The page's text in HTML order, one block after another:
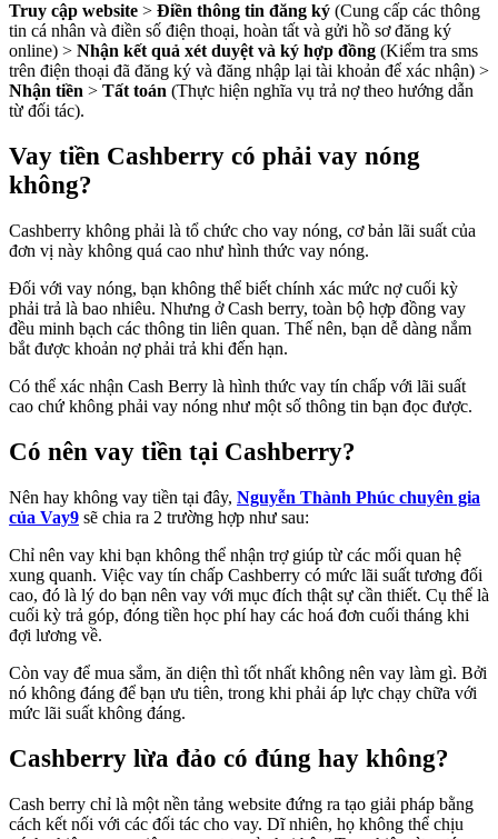
Truy cập website > Điền thông tin đăng ký (Cung cấp các thông
tin cá nhân và điền số điện thoại, hoàn tất và gửi hồ sơ đăng ký
online) > Nhận kết quả xét duyệt và ký hợp đồng (Kiểm tra sms
trên điện thoại đã đăng ký và đăng nhập lại tài khoản để xác nhận) >
Nhận tiền > Tất toán (Thực hiện nghĩa vụ trả nợ theo hướng dẫn
từ đối tác).
Vay tiền Cashberry có phải vay nóng
không?
Cashberry không phải là tổ chức cho vay nóng, cơ bản lãi suất của
đơn vị này không quá cao như hình thức vay nóng.
Đối với vay nóng, bạn không thể biết chính xác mức nợ cuối kỳ
phải trả là bao nhiêu. Nhưng ở Cash berry, toàn bộ hợp đồng vay
đều minh bạch các thông tin liên quan. Thế nên, bạn dễ dàng nắm
bắt được khoản nợ phải trả khi đến hạn.
Có thể xác nhận Cash Berry là hình thức vay tín chấp với lãi suất
cao chứ không phải vay nóng như một số thông tin bạn đọc được.
Có nên vay tiền tại Cashberry?
Nên hay không vay tiền tại đây, Nguyễn Thành Phúc chuyên gia
của Vay9 sẽ chia ra 2 trường hợp như sau:
Chỉ nên vay khi bạn không thể nhận trợ giúp từ các mối quan hệ
xung quanh. Việc vay tín chấp Cashberry có mức lãi suất tương đối
cao, đó là lý do bạn nên vay với mục đích thật sự cần thiết. Cụ thể là
cuối kỳ trả góp, đóng tiền học phí hay các hoá đơn cuối tháng khi
đợi lương về.
Còn vay để mua sắm, ăn diện thì tốt nhất không nên vay làm gì. Bởi
nó không đáng để bạn ưu tiên, trong khi phải áp lực chạy chữa với
mức lãi suất không đáng.
Cashberry lừa đảo có đúng hay không?
Cash berry chỉ là một nền tảng website đứng ra tạo giải pháp bằng
cách kết nối với các đối tác cho vay. Dĩ nhiên, họ không thể chịu